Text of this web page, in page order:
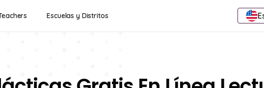
Escuelas y Distritos